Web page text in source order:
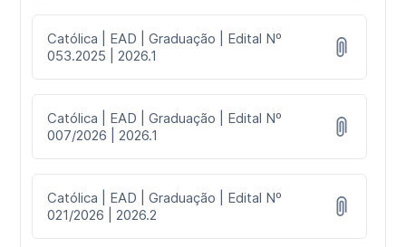
Católica | EAD | Graduação | Edital Nº
053.2025 | 2026.1
Católica | EAD | Graduação | Edital Nº
007/2026 | 2026.1
Católica | EAD | Graduação | Edital Nº
021/2026 | 2026.2